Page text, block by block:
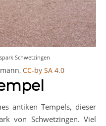
Schwetzingen
CC-by SA 4.0
antiken Tempels, dieser
von Schwetzingen. Viel